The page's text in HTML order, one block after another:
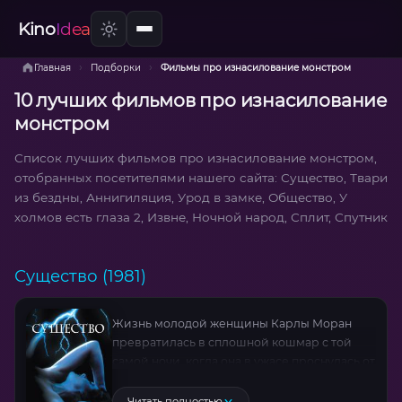
KinoIdea
Главная › Подборки › Фильмы про изнасилование монстром
10 лучших фильмов про изнасилование
монстром
Список лучших фильмов про изнасилование монстром,
отобранных посетителями нашего сайта: Существо, Твари
из бездны, Аннигиляция, Урод в замке, Общество, У
холмов есть глаза 2, Извне, Ночной народ, Сплит, Спутник
Существо (1981)
Жизнь молодой женщины Карлы Моран
превратилась в сплошной кошмар с той
насилует ее. Окружающие не